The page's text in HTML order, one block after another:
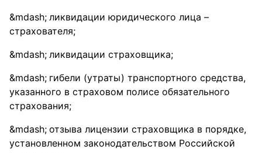
ликвидации юридического лица –
страхователя;
ликвидации страховщика;
гибели (утраты) транспортного средства,
указанного в страховом полисе обязательного
страхования;
отзыва лицензии страховщика в порядке,
установленном законодательством Российской